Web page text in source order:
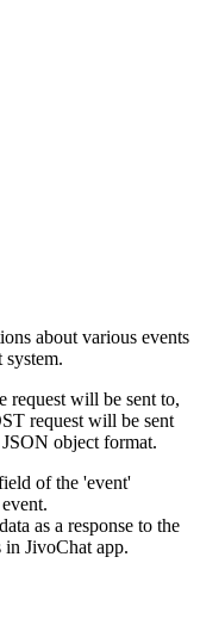
about various events
request will be sent to,
request will be sent
object format.
of the 'event'
as a response to the
in JivoChat app.